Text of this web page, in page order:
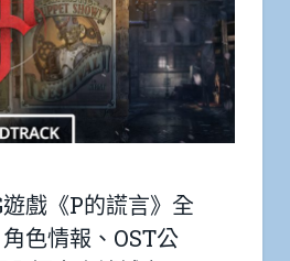
戲《P的謊言》全
色情報、OST公